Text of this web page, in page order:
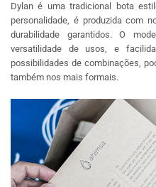
Dylan é uma tradicional bota
personalidade, é produzida com
durabilidade garantidos. O
versatilidade de usos, e
possibilidades de combinações,
também nos mais formais.